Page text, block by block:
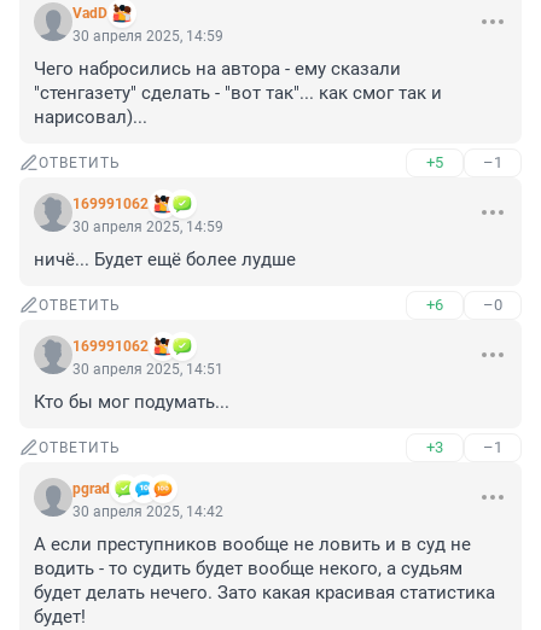
VadD
30 апреля 2025, 14:59
Чего набросились на автора - ему сказали
"стенгазету" сделать - "вот так"... как смог так и
нарисовал)...
ОТВЕТИТЬ +5 –1
169991062
30 апреля 2025, 14:59
ничё... Будет ещё более лудше
ОТВЕТИТЬ +6 –0
169991062
30 апреля 2025, 14:51
Кто бы мог подумать...
ОТВЕТИТЬ +3 –1
pgrad
30 апреля 2025, 14:42
А если преступников вообще не ловить и в суд не
водить - то судить будет вообще некого, а судьям
будет делать нечего. Зато какая красивая статистика
будет!